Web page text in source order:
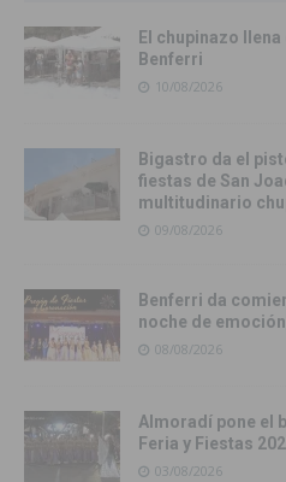
El chupinazo
Benferri
10/08/2026
Bigastro da el
fiestas de San
multitudinario
09/08/2026
Benferri da
noche de
08/08/2026
Almoradí pone el
Feria y Fiestas
03/08/2026